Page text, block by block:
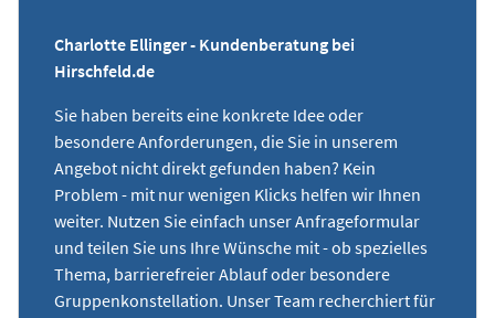
Charlotte Ellinger - Kundenberatung bei
Hirschfeld.de
Sie haben bereits eine konkrete Idee oder
besondere Anforderungen, die Sie in unserem
Angebot nicht direkt gefunden haben? Kein
Problem - mit nur wenigen Klicks helfen wir Ihnen
weiter. Nutzen Sie einfach unser Anfrageformular
und teilen Sie uns Ihre Wünsche mit - ob spezielles
Thema, barrierefreier Ablauf oder besondere
Gruppenkonstellation. Unser Team recherchiert für